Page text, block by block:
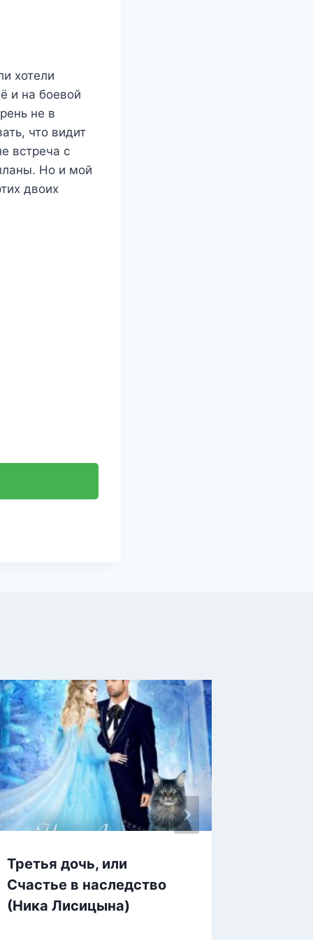
хотели
и на боевой
не в
что видит
встреча с
Но и мой
двоих
Третья дочь, или
Счастье в наследство
(Ника Лисицына)